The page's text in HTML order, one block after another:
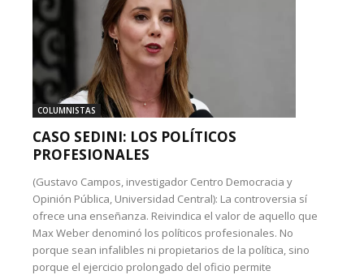
COLUMNISTAS
CASO SEDINI: LOS POLÍTICOS
PROFESIONALES
(Gustavo Campos, investigador Centro Democracia y
Opinión Pública, Universidad Central): La controversia sí
ofrece una enseñanza. Reivindica el valor de aquello que
Max Weber denominó los políticos profesionales. No
porque sean infalibles ni propietarios de la política, sino
porque el ejercicio prolongado del oficio permite